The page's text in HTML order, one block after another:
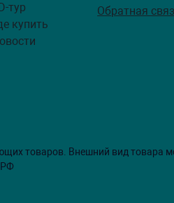
тур
купить
Обратная
товаров. Внешний вид товара
РФ